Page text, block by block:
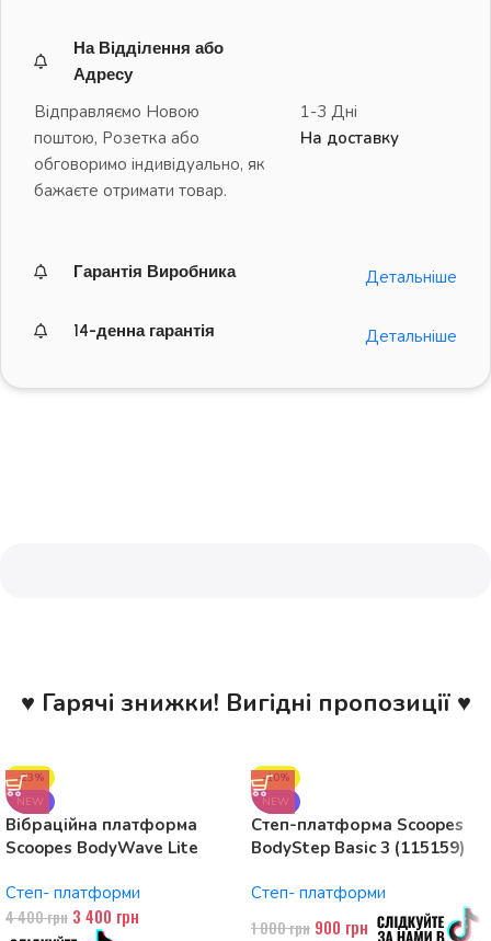
На Відділення або
Адресу
Відправляємо Новою
поштою, Розетка або
обговоримо індивідуально, як
бажаєте отримати товар.
1-3 Дні
На доставку
Гарантія Виробника Детальніше
14-денна гарантія Детальніше
♥ Гарячі знижки! Вигідні пропозиції ♥
-23%
NEW
Вібраційна платформа
Scoopes BodyWave Lite
Степ- платформи
4 400грн 3 400 грн
-10%
NEW
Степ-платформа Scoopes
BodyStep Basic 3 (115159)
рівні
Степ- платформи
1 000грн 900 грн